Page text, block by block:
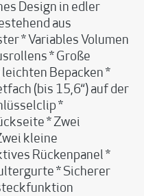
Design in edler
aus
* Variables Volumen
* Große
Bepacken *
(bis 15,6‘‘) auf der
*
* Zwei
kleine
Rückenpanel *
* Sicherer